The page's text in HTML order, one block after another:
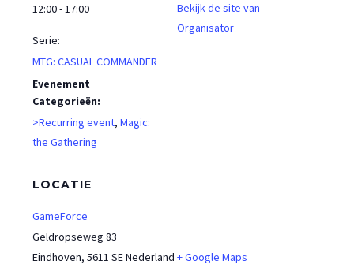
12:00 - 17:00
Serie:
MTG: CASUAL COMMANDER
Evenement
Categorieën:
>Recurring event, Magic:
the Gathering
LOCATIE
GameForce
Geldropseweg 83
Eindhoven, 5611 SENederland + Google Maps
Bekijk de site van
Organisator